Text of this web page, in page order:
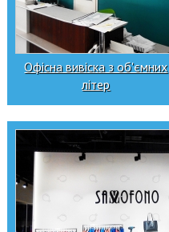
Офісна вивіска з об'ємних
літер